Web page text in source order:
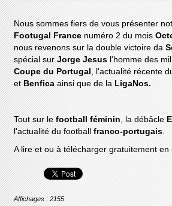
Nous sommes fiers de vous présenter
Footugal France numéro 2 du mois
nous revenons sur la double victoire da
spécial surJorge Jesus l'homme des
Coupe du Portugal , l'actualité récente
etBenficaainsi que de la LigaNos.
Tout sur lefootball féminin, la débâcle
l'actualité du footballfranco-portugais.
A lire et ou à télécharger gratuitement
Affichages : 2155